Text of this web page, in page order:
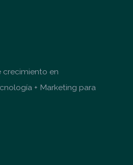
crecimiento en
+ Marketing para